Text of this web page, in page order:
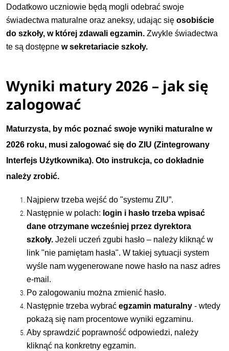
Dodatkowo uczniowie będą mogli odebrać swoje
świadectwa maturalne oraz aneksy, udając sięosobiście
do szkoły, w której zdawali egzamin. Zwykle świadectwa
te są dostępne w sekretariacie szkoły.
Wyniki matury 2026 – jak się
zalogować
Maturzysta, by móc poznać swoje wyniki maturalne w
2026 roku, musi zalogować się do ZIU (Zintegrowany
Interfejs Użytkownika). Oto instrukcja, co dokładnie
należy zrobić.
Najpierw trzeba wejść do "systemu ZIU”.
Następnie w polach: login i hasło trzeba wpisać
dane otrzymane wcześniej przez dyrektora
szkoły. Jeżeli uczeń zgubi hasło – należy kliknąć w
link "nie pamiętam hasła". W takiej sytuacji system
wyśle nam wygenerowane nowe hasło na nasz adres
e-mail.
Po zalogowaniu można zmienić hasło.
Następnie trzeba wybraćegzamin maturalny - wtedy
pokażą się nam procentowe wyniki egzaminu.
Aby sprawdzić poprawność odpowiedzi, należy
kliknąć na konkretny egzamin.